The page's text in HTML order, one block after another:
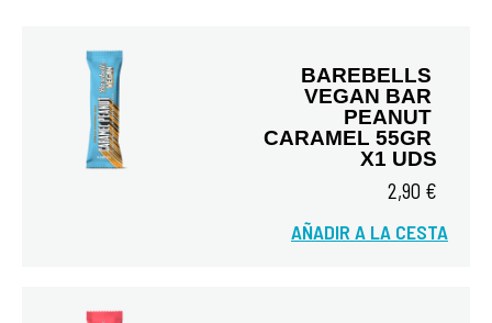
BAREBELLS
VEGAN BAR
PEANUT
CARAMEL 55GR
X1 UDS
2,90 €
AÑADIR A LA CESTA